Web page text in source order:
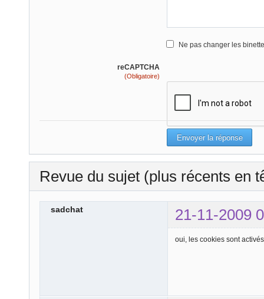
Ne pas changer les
reCAPTCHA
(Obligatoire)
Revue du sujet (plus récents en
sadchat 21-11-2009
oui, les cookies sont